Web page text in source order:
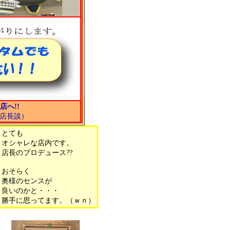
へ!!
長談）
とても
オシャレな店内です。
店長のプロデュース??
おそらく
奥様のセンスが
良いのかと・・・
勝手に思ってます。（ｗｎ）